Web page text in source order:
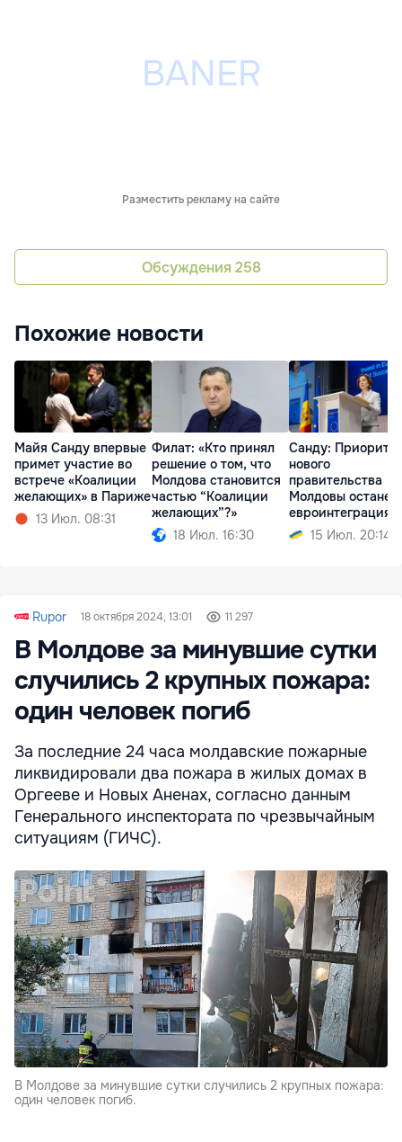
Разместить рекламу на сайте
Обсуждения 258
Похожие новости
Майя Санду впервые
примет участие во
встрече «Коалиции
желающих» в Париже
13 Июл. 08:31
Филат: «Кто принял
решение о том, что
Молдова становится
частью “Коалиции
желающих”?»
18 Июл. 16:30
Санду:
нового
правительства
Молдовы
евроинтеграция
15 Июл. 20:14
Rupor 18 октября 2024, 13:01 11 297
В Молдове за минувшие сутки
случились 2 крупных пожара:
один человек погиб
За последние 24 часа молдавские пожарные
ликвидировали два пожара в жилых домах в
Оргееве и Новых Аненах, согласно данным
Генерального инспектората по чрезвычайным
ситуациям (ГИЧС).
В Молдове за минувшие сутки случились 2 крупных пожара:
один человек погиб.